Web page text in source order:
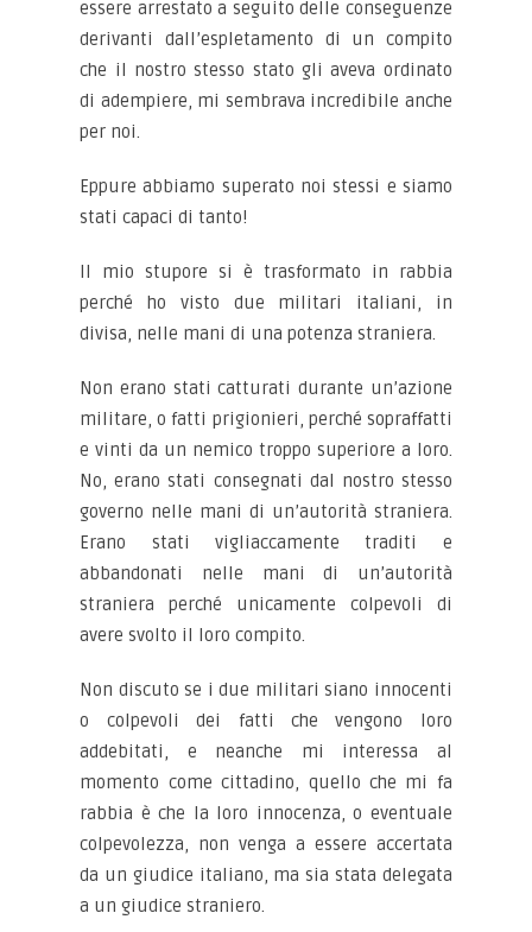
essere arrestato a seguito delle conseguenze
derivanti dall’espletamento di un compito
che il nostro stesso stato gli aveva ordinato
di adempiere, mi sembrava incredibile anche
per noi.
Eppure abbiamo superato noi stessi e siamo
stati capaci di tanto!
Il mio stupore si è trasformato in rabbia
perché ho visto due militari italiani, in
divisa, nelle mani di una potenza straniera.
Non erano stati catturati durante un’azione
militare, o fatti prigionieri, perché sopraffatti
e vinti da un nemico troppo superiore a loro.
No, erano stati consegnati dal nostro stesso
governo nelle mani di un’autorità straniera.
Erano stati vigliaccamente traditi e
abbandonati nelle mani di un’autorità
straniera perché unicamente colpevoli di
avere svolto il loro compito.
Non discuto se i due militari siano innocenti
o colpevoli dei fatti che vengono loro
addebitati, e neanche mi interessa al
momento come cittadino, quello che mi fa
rabbia è che la loro innocenza, o eventuale
colpevolezza, non venga a essere accertata
da un giudice italiano, ma sia stata delegata
a un giudice straniero.